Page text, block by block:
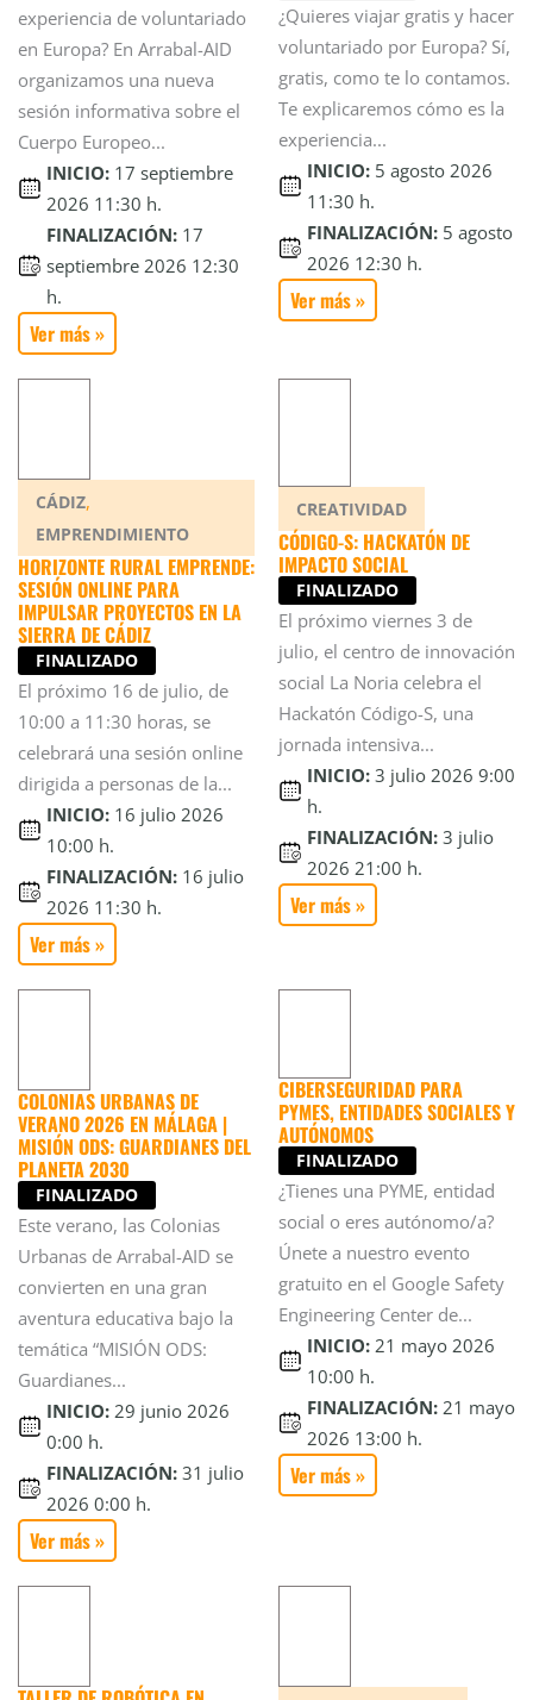
experiencia de voluntariado
en Europa? En Arrabal-AID
organizamos una nueva
sesión informativa sobre el
Cuerpo Europeo...
INICIO: 17 septiembre
2026 11:30 h.
FINALIZACIÓN: 17
septiembre 2026 12:30
h.
Ver más »
¿Quieres viajar gratis y hacer
voluntariado por Europa? Sí,
gratis, como te lo contamos.
Te explicaremos cómo es la
experiencia...
INICIO: 5 agosto 2026
11:30 h.
FINALIZACIÓN: 5 agosto
2026 12:30 h.
Ver más »
CÁDIZ,
EMPRENDIMIENTO
HORIZONTE RURAL EMPRENDE:
SESIÓN ONLINE PARA
IMPULSAR PROYECTOS EN LA
SIERRA DE CÁDIZ
FINALIZADO
El próximo 16 de julio, de
10:00 a 11:30 horas, se
celebrará una sesión online
dirigida a personas de la...
INICIO: 16 julio 2026
10:00 h.
FINALIZACIÓN: 16 julio
2026 11:30 h.
Ver más »
CREATIVIDAD
CÓDIGO-S: HACKATÓN DE
IMPACTO SOCIAL
FINALIZADO
El próximo viernes 3 de
julio, el centro de innovación
social La Noria celebra el
Hackatón Código-S, una
jornada intensiva...
INICIO: 3 julio 2026 9:00
h.
FINALIZACIÓN: 3 julio
2026 21:00 h.
Ver más »
COLONIAS URBANAS DE
VERANO 2026 EN MÁLAGA |
MISIÓN ODS: GUARDIANES DEL
PLANETA 2030
FINALIZADO
Este verano, las Colonias
Urbanas de Arrabal-AID se
convierten en una gran
aventura educativa bajo la
temática “MISIÓN ODS:
Guardianes...
INICIO: 29 junio 2026
0:00 h.
FINALIZACIÓN: 31 julio
2026 0:00 h.
Ver más »
CIBERSEGURIDAD PARA
PYMES, ENTIDADES SOCIALES Y
AUTÓNOMOS
FINALIZADO
¿Tienes una PYME, entidad
social o eres autónomo/a?
Únete a nuestro evento
gratuito en el Google Safety
Engineering Center de...
INICIO: 21 mayo 2026
10:00 h.
FINALIZACIÓN: 21 mayo
2026 13:00 h.
Ver más »